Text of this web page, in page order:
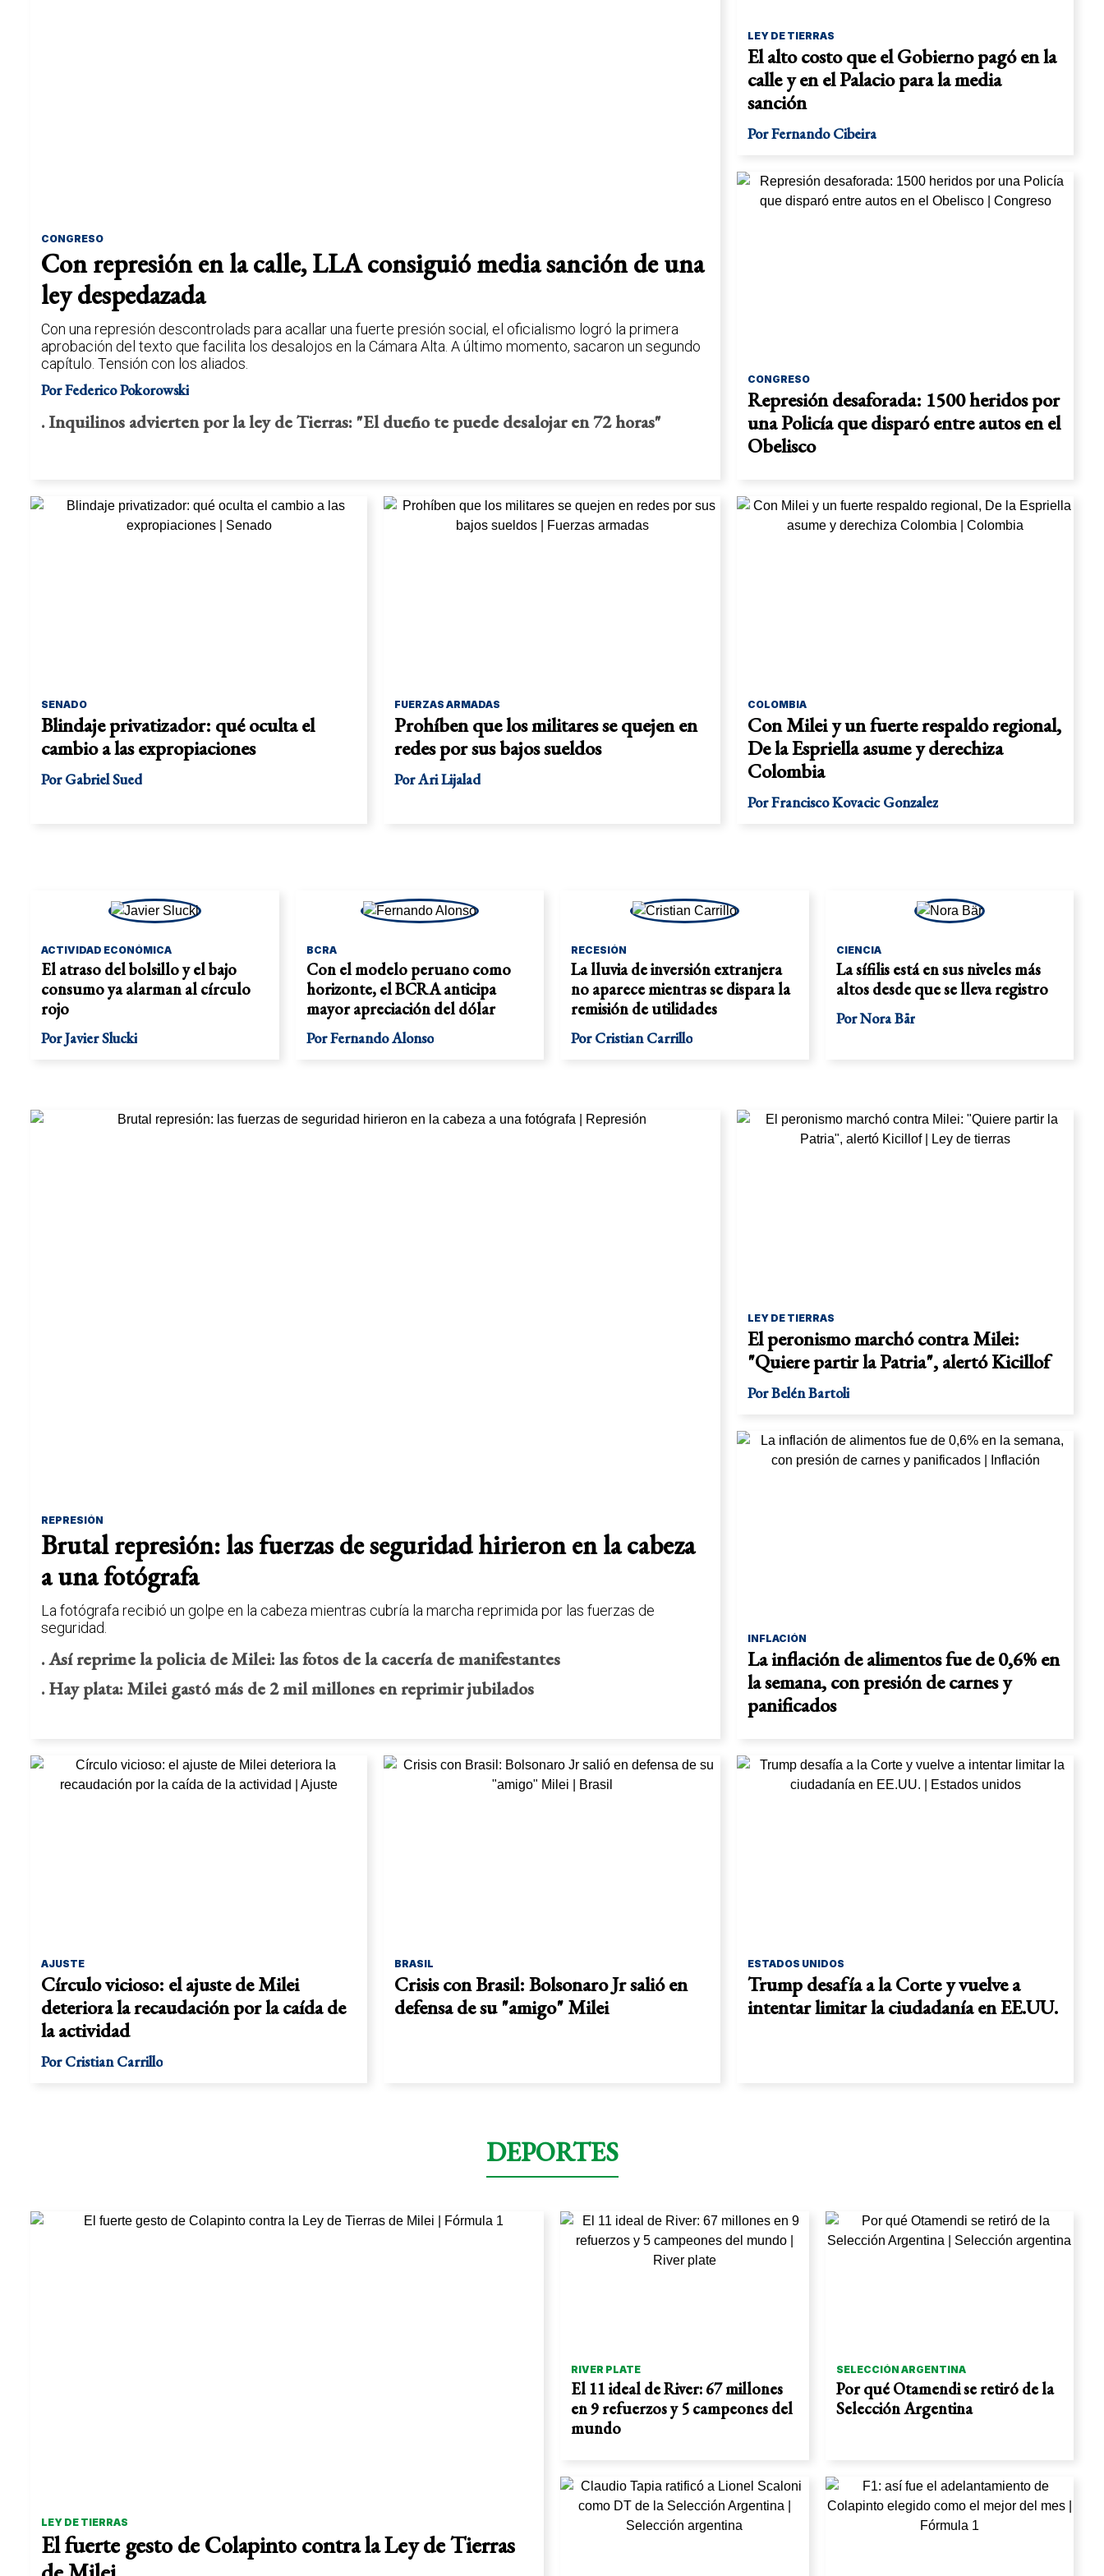
CONGRESO
Con represión en la calle, LLA consiguió media sanción de una
ley despedazada
Con una represión descontrolads para acallar una fuerte presión social, el oficialismo logró la primera
aprobación del texto que facilita los desalojos en la Cámara Alta. A último momento, sacaron un segundo
capítulo. Tensión con los aliados.
PorFederico Pokorowski
. Inquilinos advierten por la ley de Tierras: "El dueño te puede desalojar en 72 horas"
LEY DE TIERRAS
El alto costo que el Gobierno pagó en la
calle y en el Palacio para la media
sanción
PorFernando Cibeira
CONGRESO
Represión desaforada: 1500 heridos por
una Policía que disparó entre autos en el
Obelisco
SENADO
Blindaje privatizador: qué oculta el
cambio a las expropiaciones
PorGabriel Sued
FUERZAS ARMADAS
Prohíben que los militares se quejen en
redes por sus bajos sueldos
PorAri Lijalad
COLOMBIA
Con Milei y un fuerte respaldo regional,
De la Espriella asume y derechiza
Colombia
PorFrancisco Kovacic Gonzalez
ACTIVIDAD ECONÓMICA
El atraso del bolsillo y el bajo
consumo ya alarman al círculo
rojo
PorJavier Slucki
BCRA
Con el modelo peruano como
horizonte, el BCRA anticipa
mayor apreciación del dólar
PorFernando Alonso
RECESIÓN
La lluvia de inversión extranjera
no aparece mientras se dispara la
remisión de utilidades
PorCristian Carrillo
CIENCIA
La sífilis está en sus niveles más
altos desde que se lleva registro
PorNora Bär
REPRESIÓN
Brutal represión: las fuerzas de seguridad hirieron en la cabeza
a una fotógrafa
La fotógrafa recibió un golpe en la cabeza mientras cubría la marcha reprimida por las fuerzas de
seguridad.
. Así reprime la policia de Milei: las fotos de la cacería de manifestantes
. Hay plata: Milei gastó más de 2 mil millones en reprimir jubilados
LEY DE TIERRAS
El peronismo marchó contra Milei:
"Quiere partir la Patria", alertó Kicillof
PorBelén Bartoli
INFLACIÓN
La inflación de alimentos fue de 0,6% en
la semana, con presión de carnes y
panificados
AJUSTE
Círculo vicioso: el ajuste de Milei
deteriora la recaudación por la caída de
la actividad
PorCristian Carrillo
BRASIL
Crisis con Brasil: Bolsonaro Jr salió en
defensa de su "amigo" Milei
ESTADOS UNIDOS
Trump desafía a la Corte y vuelve a
intentar limitar la ciudadanía en EE.UU.
DEPORTES
LEY DE TIERRAS
El fuerte gesto de Colapinto contra la Ley de Tierras
RIVER PLATE
El 11 ideal de River: 67 millones
en 9 refuerzos y 5 campeones del
mundo
SELECCIÓN ARGENTINA
Por qué Otamendi se retiró de la
Selección Argentina